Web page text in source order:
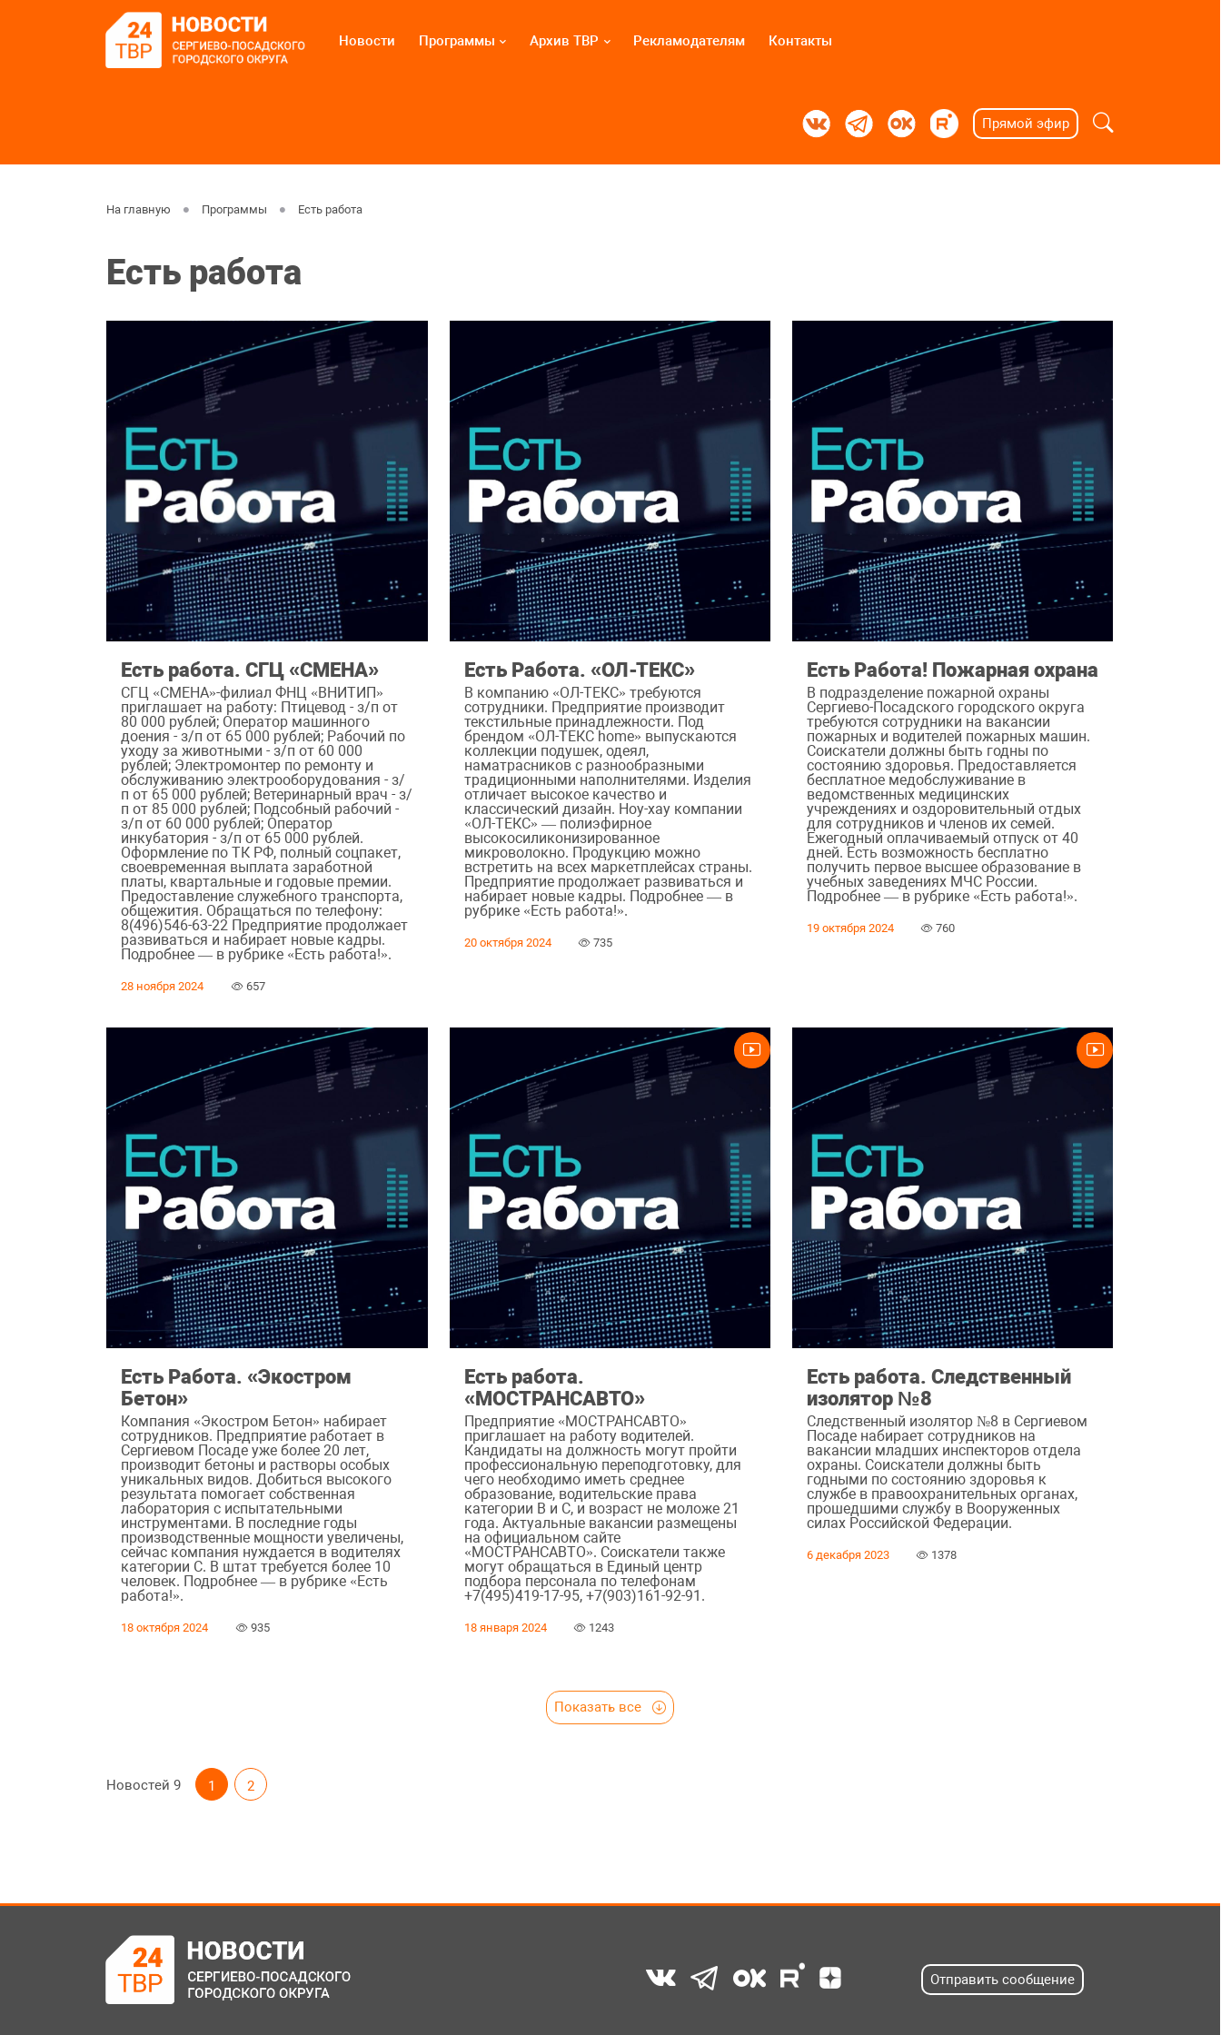
Новости Программы Архив ТВР Рекламодателям Контакты
Прямой эфир
На главную Программы Есть работа
Есть работа
Есть работа. СГЦ «СМЕНА»
СГЦ «СМЕНА»-филиал ФНЦ «ВНИТИП»
приглашает на работу: Птицевод - з/п от
80 000 рублей; Оператор машинного
доения - з/п от 65 000 рублей; Рабочий по
уходу за животными - з/п от 60 000
рублей; Электромонтер по ремонту и
обслуживанию электрооборудования - з/
п от 65 000 рублей; Ветеринарный врач - з/
п от 85 000 рублей; Подсобный рабочий -
з/п от 60 000 рублей; Оператор
инкубатория - з/п от 65 000 рублей.
Оформление по ТК РФ, полный соцпакет,
своевременная выплата заработной
платы, квартальные и годовые премии.
Предоставление служебного транспорта,
общежития. Обращаться по телефону:
8(496)546-63-22 Предприятие продолжает
развиваться и набирает новые кадры.
Подробнее — в рубрике «Есть работа!».
28 ноября 2024 657
Есть Работа. «ОЛ-ТЕКС»
В компанию «ОЛ-ТЕКС» требуются
сотрудники. Предприятие производит
текстильные принадлежности. Под
брендом «ОЛ-ТЕКС home» выпускаются
коллекции подушек, одеял,
наматрасников с разнообразными
традиционными наполнителями. Изделия
отличает высокое качество и
классический дизайн. Ноу-хау компании
«ОЛ-ТЕКС» — полиэфирное
высокосиликонизированное
микроволокно. Продукцию можно
встретить на всех маркетплейсах страны.
Предприятие продолжает развиваться и
набирает новые кадры. Подробнее — в
рубрике «Есть работа!».
20 октября 2024 735
Есть Работа! Пожарная охрана
В подразделение пожарной охраны
Сергиево-Посадского городского округа
требуются сотрудники на вакансии
пожарных и водителей пожарных машин.
Соискатели должны быть годны по
состоянию здоровья. Предоставляется
бесплатное медобслуживание в
ведомственных медицинских
учреждениях и оздоровительный отдых
для сотрудников и членов их семей.
Ежегодный оплачиваемый отпуск от 40
дней. Есть возможность бесплатно
получить первое высшее образование в
учебных заведениях МЧС России.
Подробнее — в рубрике «Есть работа!».
19 октября 2024 760
Есть Работа. «Экостром
Бетон»
Компания «Экостром Бетон» набирает
сотрудников. Предприятие работает в
Сергиевом Посаде уже более 20 лет,
производит бетоны и растворы особых
уникальных видов. Добиться высокого
результата помогает собственная
лаборатория с испытательными
инструментами. В последние годы
производственные мощности увеличены,
сейчас компания нуждается в водителях
категории С. В штат требуется более 10
человек. Подробнее — в рубрике «Есть
работа!».
18 октября 2024 935
Есть работа.
«МОСТРАНСАВТО»
Предприятие «МОСТРАНСАВТО»
приглашает на работу водителей.
Кандидаты на должность могут пройти
профессиональную переподготовку, для
чего необходимо иметь среднее
образование, водительские права
категории В и С, и возраст не моложе 21
года. Актуальные вакансии размещены
на официальном сайте
«МОСТРАНСАВТО». Соискатели также
могут обращаться в Единый центр
подбора персонала по телефонам
+7(495)419-17-95, +7(903)161-92-91.
18 января 2024 1243
Есть работа. Следственный
изолятор №8
Следственный изолятор №8 в Сергиевом
Посаде набирает сотрудников на
вакансии младших инспекторов отдела
охраны. Соискатели должны быть
годными по состоянию здоровья к
службе в правоохранительных органах,
прошедшими службу в Вооруженных
силах Российской Федерации.
6 декабря 2023 1378
Показать все
Новостей9 1 2
Отправить сообщение